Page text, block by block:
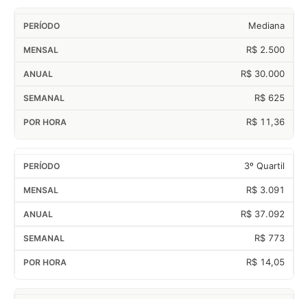
Mediana
R$ 2.500
R$ 30.000
R$ 625
R$ 11,36
3º Quartil
R$ 3.091
R$ 37.092
R$ 773
R$ 14,05